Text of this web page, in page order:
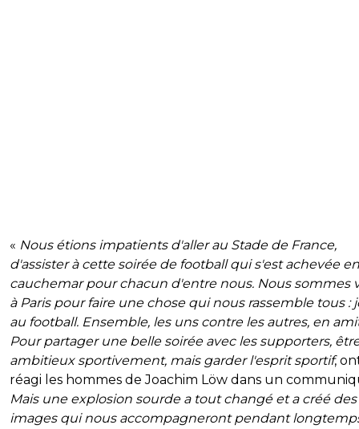
« Nous étions impatients d'aller au Stade de France,
d'assister à cette soirée de football qui s'est achevée en
cauchemar pour chacun d'entre nous. Nous sommes
à Paris pour faire une chose qui nous rassemble tous :
au football. Ensemble, les uns contre les autres, en
Pour partager une belle soirée avec les supporters,
ambitieux sportivement, mais garder l'esprit sportif,
réagi les hommes de Joachim Löw dans un
Mais une explosion sourde a tout changé et a créé des
images qui nous accompagneront pendant